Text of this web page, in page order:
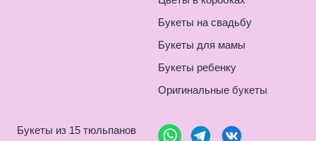
Букеты на свадьбу
Букеты для мамы
Букеты ребенку
Оригинальные букеты
Букеты из 15 тюльпанов